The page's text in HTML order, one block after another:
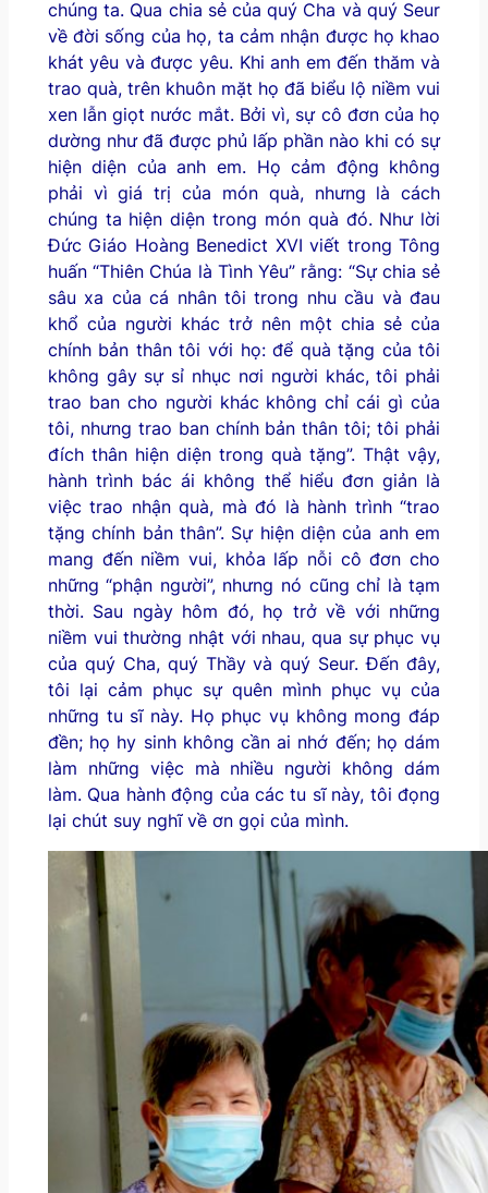
chúng ta. Qua chia sẻ của quý Cha và quý Seur
về đời sống của họ, ta cảm nhận được họ khao
khát yêu và được yêu. Khi anh em đến thăm và
trao quà, trên khuôn mặt họ đã biểu lộ niềm vui
xen lẫn giọt nước mắt. Bởi vì, sự cô đơn của họ
dường như đã được phủ lấp phần nào khi có sự
hiện diện của anh em. Họ cảm động không
phải vì giá trị của món quà, nhưng là cách
chúng ta hiện diện trong món quà đó. Như lời
Đức Giáo Hoàng Benedict XVI viết trong Tông
huấn “Thiên Chúa là Tình Yêu” rằng: “Sự chia sẻ
sâu xa của cá nhân tôi trong nhu cầu và đau
khổ của người khác trở nên một chia sẻ của
chính bản thân tôi với họ: để quà tặng của tôi
không gây sự sỉ nhục nơi người khác, tôi phải
trao ban cho người khác không chỉ cái gì của
tôi, nhưng trao ban chính bản thân tôi; tôi phải
đích thân hiện diện trong quà tặng”. Thật vậy,
hành trình bác ái không thể hiểu đơn giản là
việc trao nhận quà, mà đó là hành trình “trao
tặng chính bản thân”. Sự hiện diện của anh em
mang đến niềm vui, khỏa lấp nỗi cô đơn cho
những “phận người”, nhưng nó cũng chỉ là tạm
thời. Sau ngày hôm đó, họ trở về với những
niềm vui thường nhật với nhau, qua sự phục vụ
của quý Cha, quý Thầy và quý Seur. Đến đây,
tôi lại cảm phục sự quên mình phục vụ của
những tu sĩ này. Họ phục vụ không mong đáp
đền; họ hy sinh không cần ai nhớ đến; họ dám
làm những việc mà nhiều người không dám
làm. Qua hành động của các tu sĩ này, tôi đọng
lại chút suy nghĩ về ơn gọi của mình.